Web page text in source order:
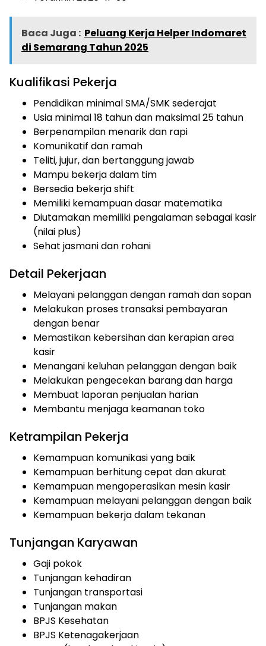
Baca Juga : Peluang Kerja Helper Indomaret
di Semarang Tahun 2025
Kualifikasi Pekerja
Pendidikan minimal SMA/SMK sederajat
Usia minimal 18 tahun dan maksimal 25 tahun
Berpenampilan menarik dan rapi
Komunikatif dan ramah
Teliti, jujur, dan bertanggung jawab
Mampu bekerja dalam tim
Bersedia bekerja shift
Memiliki kemampuan dasar matematika
Diutamakan memiliki pengalaman sebagai kasir
(nilai plus)
Sehat jasmani dan rohani
Detail Pekerjaan
Melayani pelanggan dengan ramah dan sopan
Melakukan proses transaksi pembayaran
dengan benar
Memastikan kebersihan dan kerapian area
kasir
Menangani keluhan pelanggan dengan baik
Melakukan pengecekan barang dan harga
Membuat laporan penjualan harian
Membantu menjaga keamanan toko
Ketrampilan Pekerja
Kemampuan komunikasi yang baik
Kemampuan berhitung cepat dan akurat
Kemampuan mengoperasikan mesin kasir
Kemampuan melayani pelanggan dengan baik
Kemampuan bekerja dalam tekanan
Tunjangan Karyawan
Gaji pokok
Tunjangan kehadiran
Tunjangan transportasi
Tunjangan makan
BPJS Kesehatan
BPJS Ketenagakerjaan